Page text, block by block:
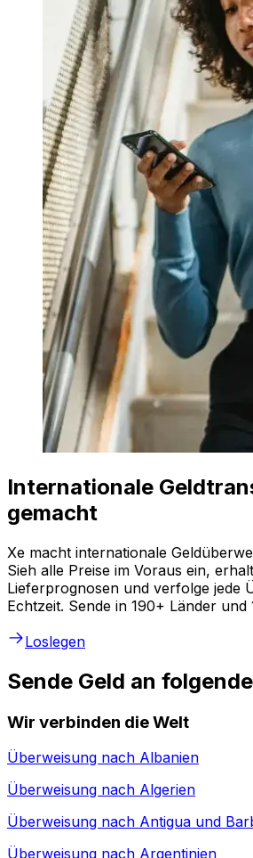
Internationale
gemacht
Xe macht internationale
Sieh alle Preise im Voraus ein,
Lieferprognosen und verfolge jede
Echtzeit. Sende in 190+ Länder und
Loslegen
Sende Geld an
Wir verbinden die Welt
Überweisung nach Albanien
Überweisung nach Algerien
Überweisung nach Antigua und
Überweisung nach Argentinien